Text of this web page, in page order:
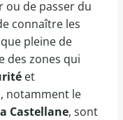
ou de passer du
connaître les
pleine de
des zones qui
et
, notamment le
Castellane, sont